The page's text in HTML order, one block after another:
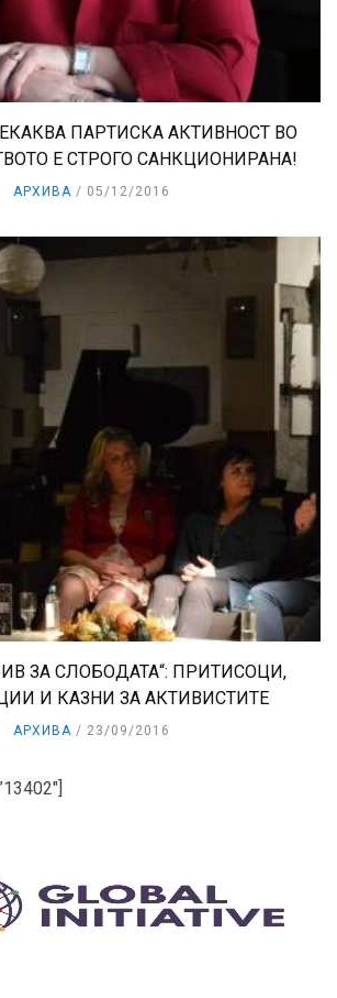
ПАРТИСКА АКТИВНОСТ ВО
Е СТРОГО САНКЦИОНИРАНА!
АРХИВА 05/12/2016
ЗА СЛОБОДАТА“: ПРИТИСОЦИ,
И КАЗНИ ЗА АКТИВИСТИТЕ
АРХИВА 23/09/2016